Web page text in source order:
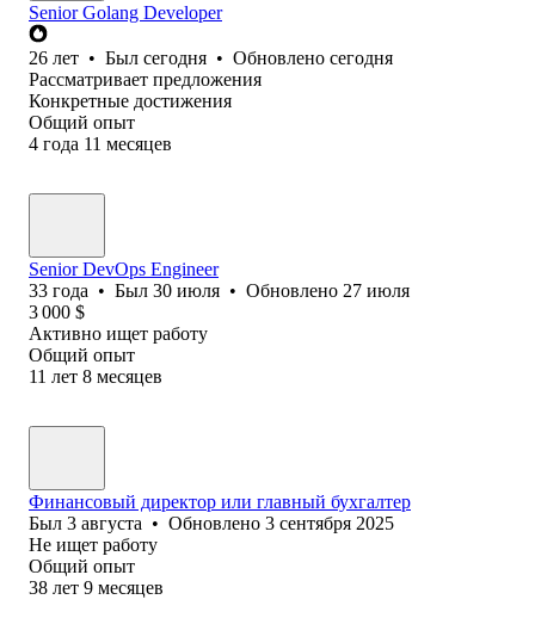
Senior Golang Developer
26 лет • Был сегодня • Обновлено сегодня
Рассматривает предложения
Конкретные достижения
Общий опыт
4 года 11 месяцев
Senior DevOps Engineer
33 года • Был 30 июля • Обновлено 27 июля
3 000 $
Активно ищет работу
Общий опыт
11 лет 8 месяцев
Финансовый директор или главный бухгалтер
Был 3 августа • Обновлено 3 сентября 2025
Не ищет работу
Общий опыт
38 лет 9 месяцев